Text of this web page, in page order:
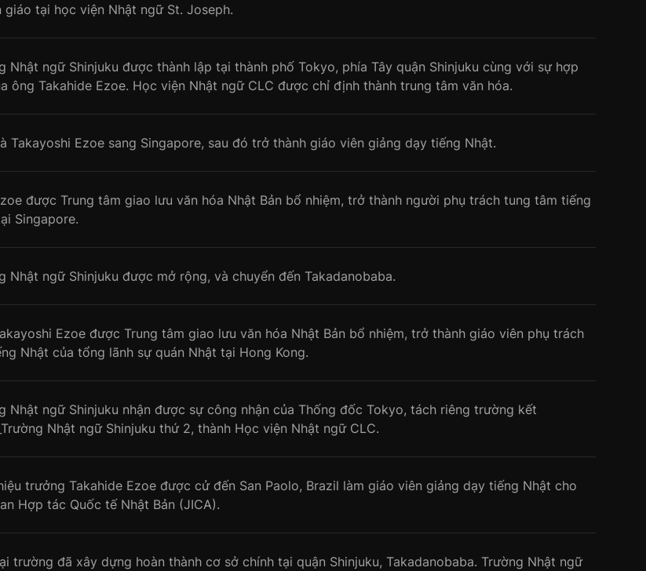
giáo tại học viện Nhật ngữ St. Joseph.
Nhật ngữ Shinjuku được thành lập tại thành phố Tokyo, phía Tây quận Shinjuku cùng với sự hợp
ông Takahide Ezoe. Học viện Nhật ngữ CLC được chỉ định thành trung tâm văn hóa.
Takayoshi Ezoe sang Singapore, sau đó trở thành giáo viên giảng dạy tiếng Nhật.
được Trung tâm giao lưu văn hóa Nhật Bản bổ nhiệm, trở thành người phụ trách tung tâm tiếng
Singapore.
Nhật ngữ Shinjuku được mở rộng, và chuyển đến Takadanobaba.
Ezoe được Trung tâm giao lưu văn hóa Nhật Bản bổ nhiệm, trở thành giáo viên phụ trách
Nhật của tổng lãnh sự quán Nhật tại Hong Kong.
Nhật ngữ Shinjuku nhận được sự công nhận của Thống đốc Tokyo, tách riêng trường kết
Nhật ngữ Shinjuku thứ 2, thành Học viện Nhật ngữ CLC.
trưởng Takahide Ezoe được cử đến San Paolo, Brazil làm giáo viên giảng dạy tiếng Nhật cho
Hợp tác Quốc tế Nhật Bản (JICA).
trường đã xây dựng hoàn thành cơ sở chính tại quận Shinjuku, Takadanobaba. Trường Nhật ngữ